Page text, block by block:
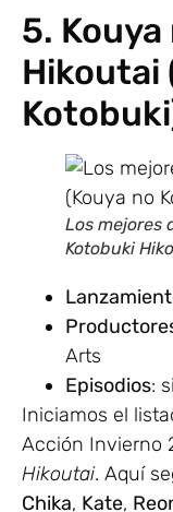
5.
Hikoutai
Los mejores
Kotobuki
Arts
Episodios:
Iniciamos el
Acción Invierno
Hikoutai. Aquí
Chika, Kate,